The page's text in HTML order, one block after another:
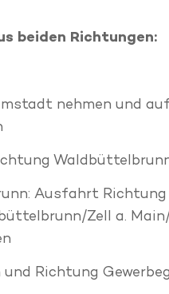
beiden Richtungen:
nehmen und
Ausfahrt Richtung
Zell a.
Richtung